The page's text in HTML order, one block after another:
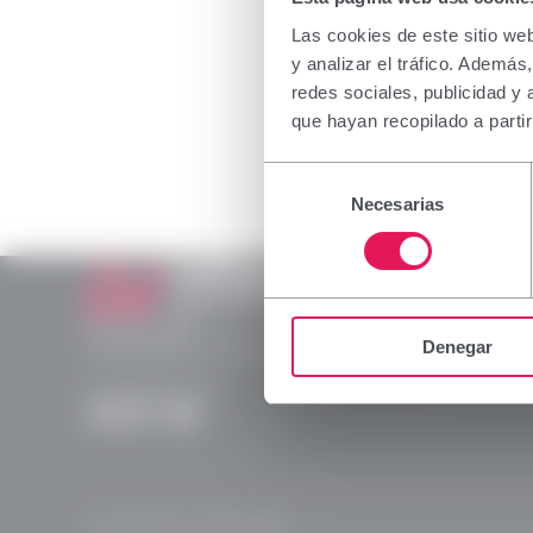
Las cookies de este sitio
y analizar el tráfico.
redes sociales, publicidad y
que hayan recopilado a
consentimiento
Necesarias
Denegar
a
su
rogamos
Declaro